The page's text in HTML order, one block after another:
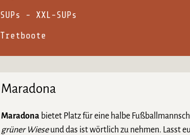
SUPs - XXL-SUPs
Tretboote
Maradona
Maradona bietet Platz für eine halbe
grüner Wieseund das ist wörtlich zu nehmen. Lasst